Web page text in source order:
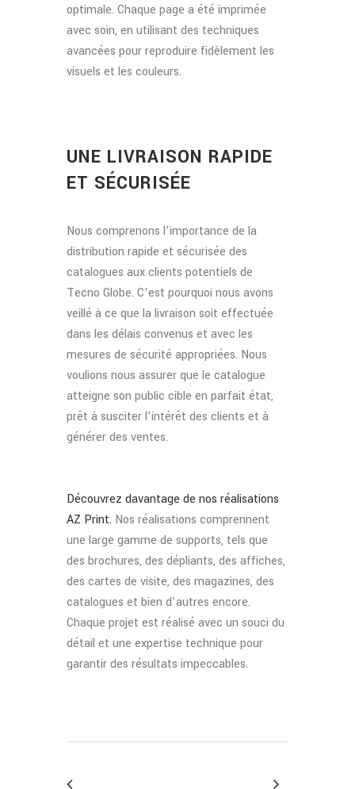
optimale. Chaque page a été imprimée
avec soin, en utilisant des techniques
avancées pour reproduire fidèlement les
visuels et les couleurs.
UNE LIVRAISON RAPIDE
ET SÉCURISÉE
Nous comprenons l’importance de la
distribution rapide et sécurisée des
catalogues aux clients potentiels de
Tecno Globe. C’est pourquoi nous avons
veillé à ce que la livraison soit effectuée
dans les délais convenus et avec les
mesures de sécurité appropriées. Nous
voulions nous assurer que le catalogue
atteigne son public cible en parfait état,
prêt à susciter l’intérêt des clients et à
générer des ventes.
Découvrez davantage de nos réalisations
AZ Print. Nos réalisations comprennent
une large gamme de supports, tels que
des brochures, des dépliants, des affiches,
des cartes de visite, des magazines, des
catalogues et bien d’autres encore.
Chaque projet est réalisé avec un souci du
détail et une expertise technique pour
garantir des résultats impeccables.